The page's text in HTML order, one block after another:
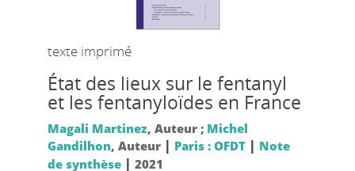
texte imprimé
État des lieux sur le fentanyl
et les fentanyloïdes en France
Magali Martinez, Auteur ; Michel
Gandilhon, Auteur | Paris : OFDT| Note
de synthèse| 2021